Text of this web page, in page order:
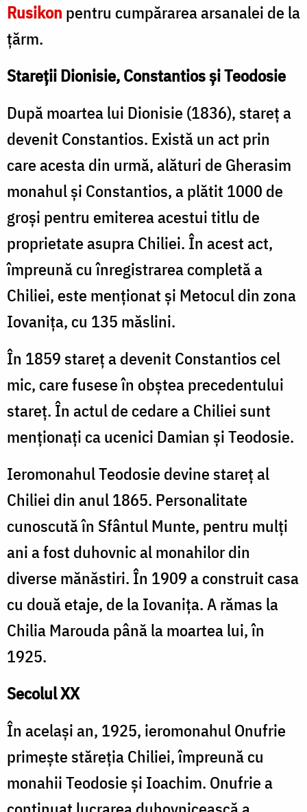
Rusikon pentru cumpărarea arsanalei de la
țărm.
Stareţii Dionisie, Constantios şi Teodosie
După moartea lui Dionisie (1836), stareț a
devenit Constantios. Există un act prin
care acesta din urmă, alături de Gherasim
monahul și Constantios, a plătit 1000 de
groși pentru emiterea acestui titlu de
proprietate asupra Chiliei. În acest act,
împreună cu înregistrarea completă a
Chiliei, este menționat și Metocul din zona
Iovanița, cu 135 măslini.
În 1859 stareț a devenit Constantios cel
mic, care fusese în obștea precedentului
stareț. În actul de cedare a Chiliei sunt
menționați ca ucenici Damian și Teodosie.
Ieromonahul Teodosie devine stareț al
Chiliei din anul 1865. Personalitate
cunoscută în Sfântul Munte, pentru mulți
ani a fost duhovnic al monahilor din
diverse mănăstiri. În 1909 a construit casa
cu două etaje, de la Iovanița. A rămas la
Chilia Marouda până la moartea lui, în
1925.
Secolul XX
În același an, 1925, ieromonahul Onufrie
primește stăreția Chiliei, împreună cu
monahii Teodosie și Ioachim. Onufrie a